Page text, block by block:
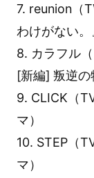
7. reunion（
わけがない。
8. カラフル
[新編] 叛逆の
9. CLICK（
マ）
10. STEP（
マ）